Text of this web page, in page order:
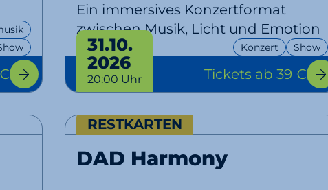
Ein immersives Konzertformat
zwischen Musik, Licht und Emotion
Konzert Show
31.10.
2026
20:00 Uhr Tickets ab 39 €
RESTKARTEN
DAD Harmony